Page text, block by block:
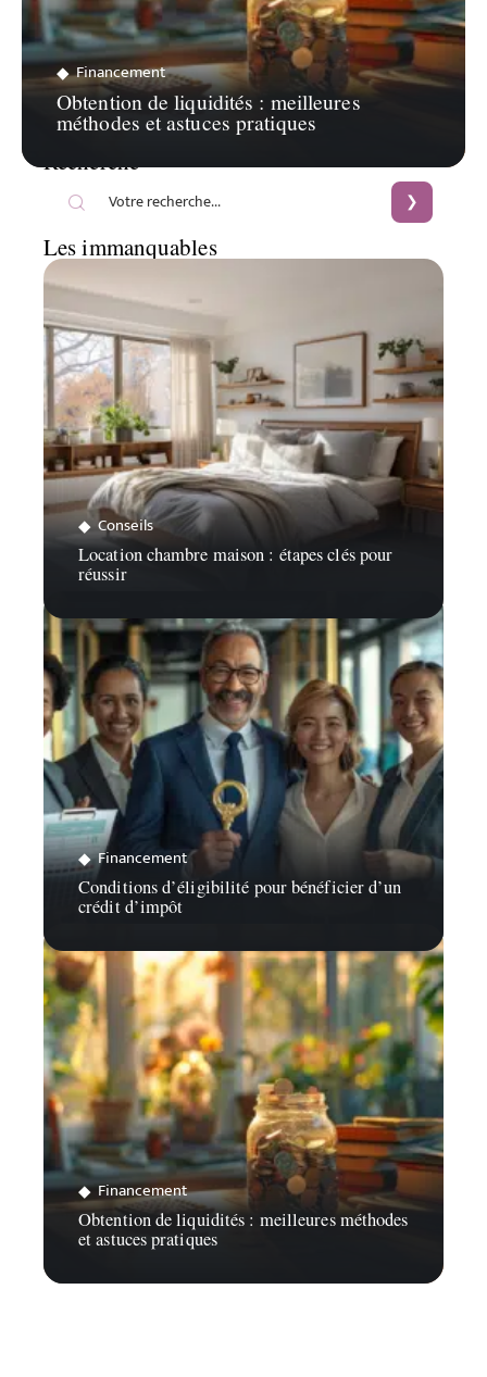
Financement
Obtention de liquidités : meilleures
méthodes et astuces pratiques
Recherche
Les immanquables
Conseils
Location chambre maison : étapes clés pour
réussir
Financement
Conditions d’éligibilité pour bénéficier d’un
crédit d’impôt
Financement
Obtention de liquidités : meilleures méthodes
et astuces pratiques